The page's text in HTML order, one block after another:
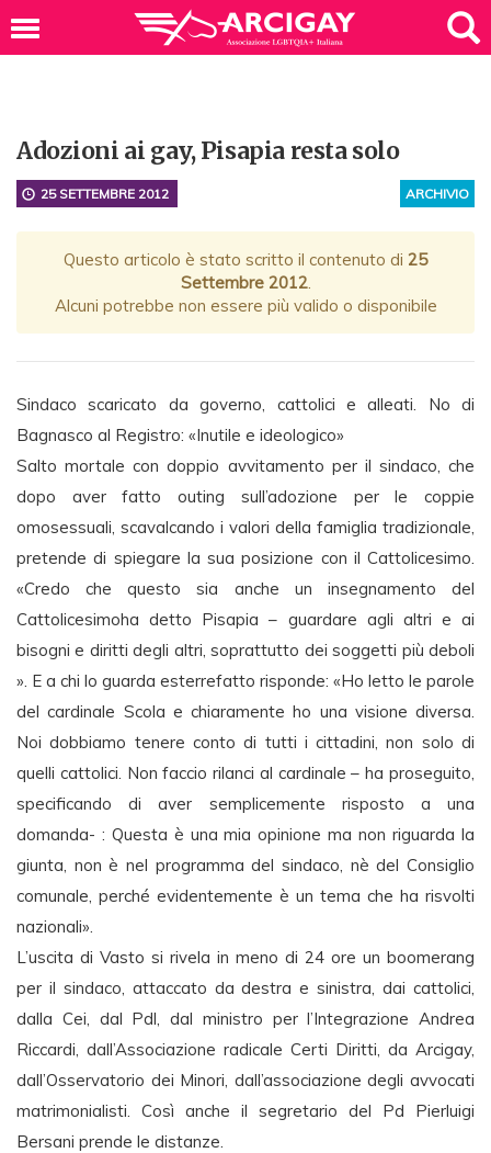
Adozioni ai gay, Pisapia resta solo
ARCHIVIO
25 SETTEMBRE 2012
Questo articolo è stato scritto il contenuto di 25
Settembre 2012.
Alcuni potrebbe non essere più valido o disponibile
Sindaco scaricato da governo, cattolici e alleati. No di
Bagnasco al Registro: «Inutile e ideologico»
Salto mortale con doppio avvitamento per il sindaco, che
dopo aver fatto outing sull’adozione per le coppie
omosessuali, scavalcando i valori della famiglia tradizionale,
pretende di spiegare la sua posizione con il Cattolicesimo.
«Credo che questo sia anche un insegnamento del
Cattolicesimoha detto Pisapia – guardare agli altri e ai
bisogni e diritti degli altri, soprattutto dei soggetti più deboli
». E a chi lo guarda esterrefatto risponde: «Ho letto le parole
del cardinale Scola e chiaramente ho una visione diversa.
Noi dobbiamo tenere conto di tutti i cittadini, non solo di
quelli cattolici. Non faccio rilanci al cardinale – ha proseguito,
specificando di aver semplicemente risposto a una
domanda- : Questa è una mia opinione ma non riguarda la
giunta, non è nel programma del sindaco, nè del Consiglio
comunale, perché evidentemente è un tema che ha risvolti
nazionali».
L’uscita di Vasto si rivela in meno di 24 ore un boomerang
per il sindaco, attaccato da destra e sinistra, dai cattolici,
dalla Cei, dal Pdl, dal ministro per l’Integrazione Andrea
Riccardi, dall’Associazione radicale Certi Diritti, da Arcigay,
dall’Osservatorio dei Minori, dall’associazione degli avvocati
matrimonialisti. Così anche il segretario del Pd Pierluigi
Bersani prende le distanze.